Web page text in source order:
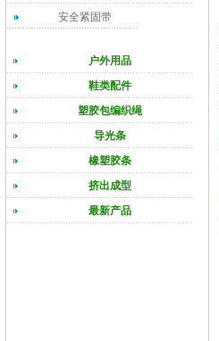
安全紧固带
户外用品
鞋类配件
塑胶包编织绳
导光条
橡塑胶条
挤出成型
最新产品